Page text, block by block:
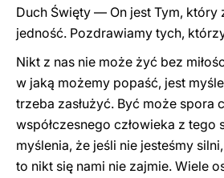
Duch Święty — On jest Tym, który
jedność. Pozdrawiamy tych,
Nikt z nas nie może żyć bez
w jaką możemy popaść, jest
trzeba zasłużyć. Być może spora
współczesnego człowieka z
myślenia, że jeśli nie jesteśmy
to nikt się nami nie zajmie. Wiele